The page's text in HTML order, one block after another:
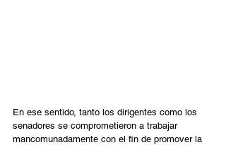
En ese sentido, tanto los dirigentes como los
senadores se comprometieron a trabajar
mancomunadamente con el fin de promover la